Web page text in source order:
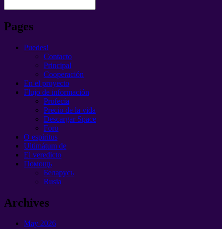
Pages
Puedes!
Contacto
Principal
Cooperación
En el proyecto
Flujo de información
Profecía
Precio de la vida
Descargar Space
Foro
O espíritus
Ultimátum de
El veredicto
Помощь
Беларусь
Rusia
Archives
May 2026